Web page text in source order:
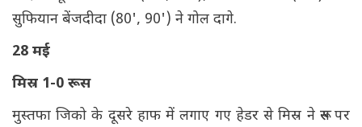
सुफियान बेंजदीदा (80', 90') ने गोल दागे.
28 मई
मिस्र 1-0 रूस
मुस्तफा जिको के दूसरे हाफ में लगाए गए हेडर से मिस्र ने रूस पर